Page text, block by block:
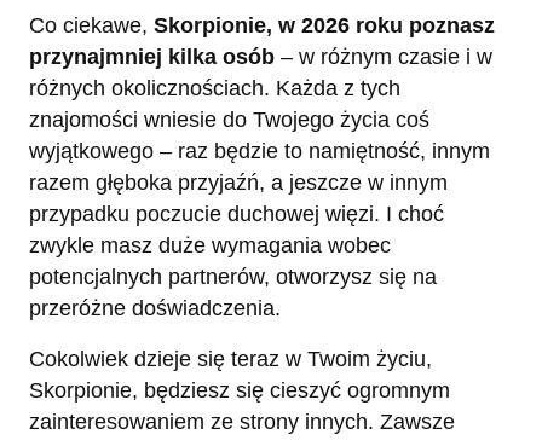
Co ciekawe, Skorpionie, w 2026 roku poznasz
przynajmniej kilka osób – w różnym czasie i w
różnych okolicznościach. Każda z tych
znajomości wniesie do Twojego życia coś
wyjątkowego – raz będzie to namiętność, innym
razem głęboka przyjaźń, a jeszcze w innym
przypadku poczucie duchowej więzi. I choć
zwykle masz duże wymagania wobec
potencjalnych partnerów, otworzysz się na
przeróżne doświadczenia.
Cokolwiek dzieje się teraz w Twoim życiu,
Skorpionie, będziesz się cieszyć ogromnym
zainteresowaniem ze strony innych. Zawsze